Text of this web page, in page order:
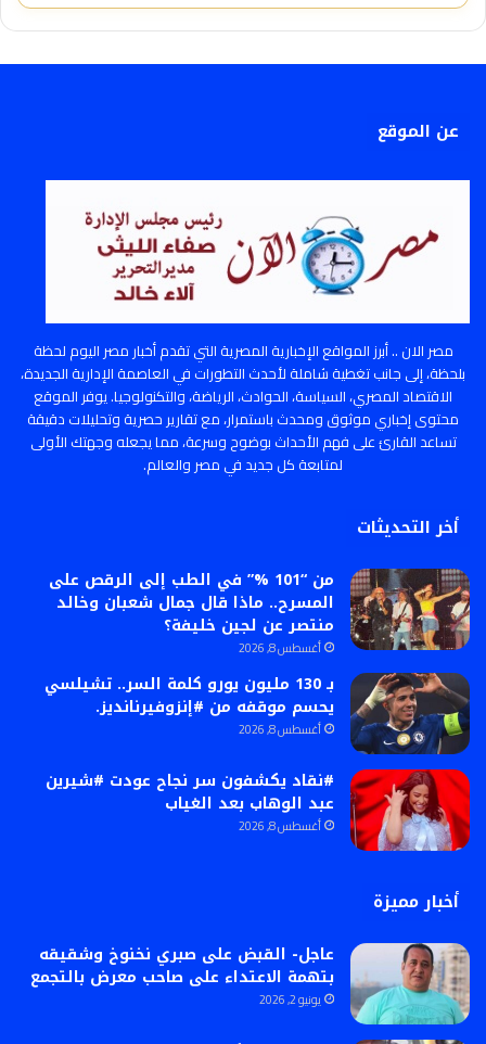
عن الموقع
مصر الان .. أبرز المواقع الإخبارية المصرية التي تقدم أخبار مصر اليوم لحظة
بلحظة، إلى جانب تغطية شاملة لأحدث التطورات في العاصمة الإدارية الجديدة،
الاقتصاد المصري، السياسة، الحوادث، الرياضة، والتكنولوجيا. يوفر الموقع
محتوى إخباري موثوق ومحدث باستمرار، مع تقارير حصرية وتحليلات دقيقة
تساعد القارئ على فهم الأحداث بوضوح وسرعة، مما يجعله وجهتك الأولى
لمتابعة كل جديد في مصر والعالم.
أخر التحديثات
من “101 %” في الطب إلى الرقص على
المسرح.. ماذا قال جمال شعبان وخالد
منتصر عن لجين خليفة؟
أغسطس 8, 2026
بـ 130 مليون يورو كلمة السر.. تشيلسي
يحسم موقفه من #إنزوفيرنانديز.
أغسطس 8, 2026
#نقاد يكشفون سر نجاح عودت #شيرين
عبد الوهاب بعد الغياب
أغسطس 8, 2026
أخبار مميزة
عاجل- القبض على صبري نخنوخ وشقيقه
بتهمة الاعتداء على صاحب معرض بالتجمع
يونيو 2, 2026